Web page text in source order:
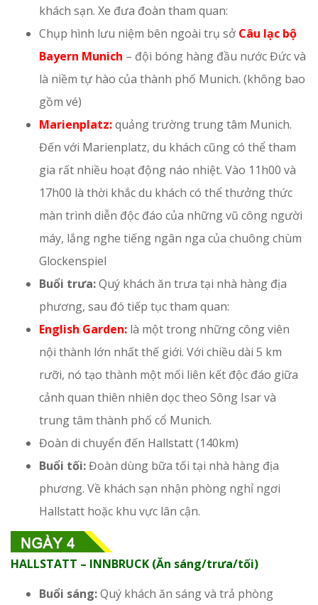
khách sạn. Xe đưa đoàn tham quan:
Chụp hình lưu niệm bên ngoài trụ sở Câu lạc bộ
Bayern Munich – đội bóng hàng đầu nước Đức và
là niềm tự hào của thành phố Munich. (không bao
gồm vé)
Marienplatz:quảng trường trung tâm Munich.
Đến với Marienplatz, du khách cũng có thể tham
gia rất nhiều hoạt động náo nhiệt. Vào 11h00 và
17h00 là thời khắc du khách có thể thưởng thức
màn trình diễn độc đáo của những vũ công người
máy, lắng nghe tiếng ngân nga của chuông chùm
Glockenspiel
Buổi trưa:Quý khách ăn trưa tại nhà hàng địa
phương, sau đó tiếp tục tham quan:
English Garden: là một trong những công viên
nội thành lớn nhất thế giới. Với chiều dài 5 km
rưỡi, nó tạo thành một mối liên kết độc đáo giữa
cảnh quan thiên nhiên dọc theo Sông Isar và
trung tâm thành phố cổ Munich.
Đoàn di chuyển đến Hallstatt (140km)
Buổi tối:Đoàn dùng bữa tối tại nhà hàng địa
phương. Về khách sạn nhận phòng nghỉ ngơi
Hallstatt hoặc khu vực lân cận.
HALLSTATT – INNBRUCK (Ăn sáng/trưa/tối)
Buổi sáng:Quý khách ăn sáng và trả phòng